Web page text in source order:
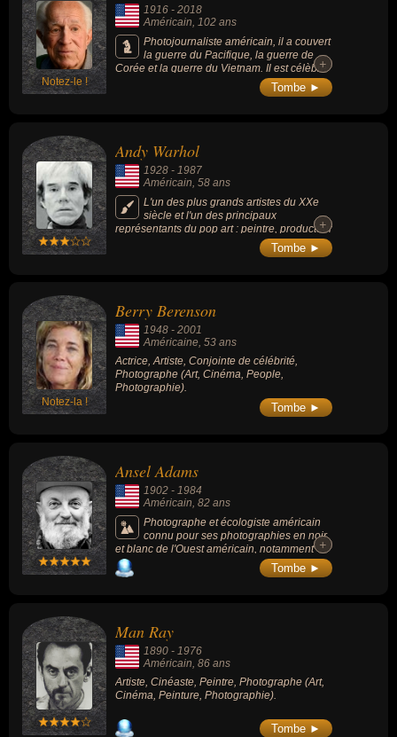
reconnaissable pour de nombreux
spectateurs et critiques.
Notez-le !
1916 - 2018
Américain, 102 ans
Photojournaliste américain, il a couvert
la guerre du Pacifique, la guerre de
Corée et la guerre du Vietnam. Il est célèbre
par ailleurs pour ses reportages sur Pablo
Picasso, Martin Gray et Henri Cartier-
+
+
Tombe ►
Andy Warhol
1928 - 1987
Américain, 58 ans
L'un des plus grands artistes du XXe
siècle et l'un des principaux
représentants du pop art : peintre, producteur
musical et cinéaste d'avant-garde.
+
+
Tombe ►
Notez-la !
Berry Berenson
1948 - 2001
Américaine, 53 ans
Actrice, Artiste, Conjointe de célébrité,
Photographe (Art, Cinéma, People,
Photographie).
Tombe ►
Ansel Adams
1902 - 1984
Américain, 82 ans
Photographe et écologiste américain
connu pour ses photographies en noir
et blanc de l'Ouest américain, notamment
dans la Sierra Nevada, et plus
particulièrement du parc national de
+
+
Tombe ►
Man Ray
1890 - 1976
Américain , 86 ans
Artiste, Cinéaste, Peintre, Photographe (Art,
Cinéma, Peinture, Photographie).
Tombe ►